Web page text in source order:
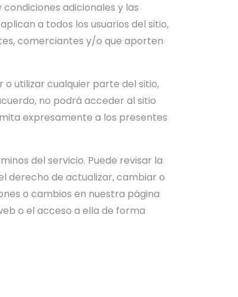
adicionales y las
a todos los usuarios del sitio,
comerciantes y/o que aporten
utilizar cualquier parte del sitio,
no podrá acceder al sitio
expresamente a los presentes
del servicio. Puede revisar la
derecho de actualizar, cambiar o
o cambios en nuestra página
o el acceso a ella de forma